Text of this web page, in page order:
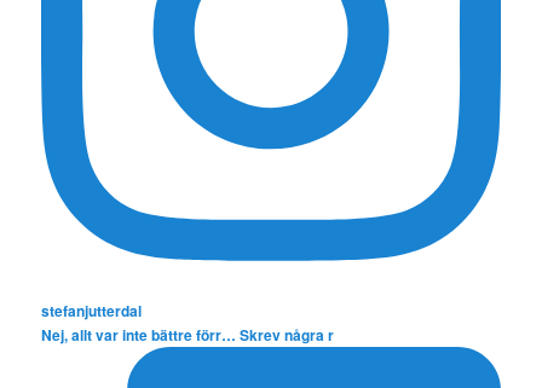
stefanjutterdal
Nej, allt var inte bättre förr… Skrev några r